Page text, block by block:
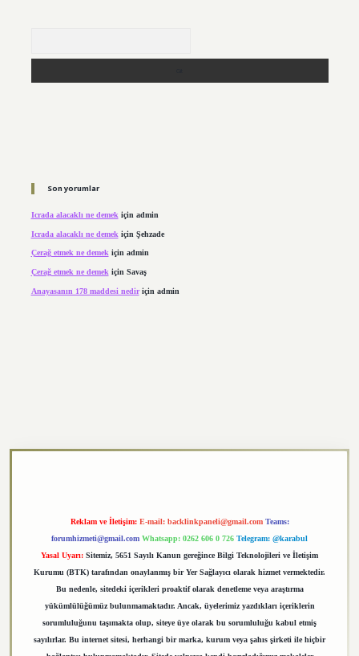
Son yorumlar
Icrada alacaklı ne demek için admin
Icrada alacaklı ne demek için Şehzade
Çerağ etmek ne demekiçin admin
Çerağ etmek ne demek için Savaş
Anayasanın 178 maddesi nediriçin admin
Reklam ve İletişim: E-mail: backlinkpaneli@gmail.com Teams:
forumhizmeti@gmail.com Whatsapp: 0262 606 0 726 Telegram: @karabul
Yasal Uyarı: Sitemiz, 5651 Sayılı Kanun gereğince Bilgi Teknolojileri ve İletişim
Kurumu (BTK) tarafından onaylanmış bir Yer Sağlayıcı olarak hizmet vermektedir.
Bu nedenle, sitedeki içerikleri proaktif olarak denetleme veya araştırma
yükümlülüğümüz bulunmamaktadır. Ancak, üyelerimiz yazdıkları içeriklerin
sorumluluğunu taşımakta olup, siteye üye olarak bu sorumluluğu kabul etmiş
sayılırlar. Bu internet sitesi, herhangi bir marka, kurum veya şahıs şirketi ile hiçbir